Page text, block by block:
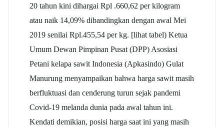
20 tahun kini dihargai Rpl .660,62 per kilogram
atau naik 14,09% dibandingkan dengan awal Mei
2019 senilai Rpl.455,54 per kg. [lihat tabel) Ketua
Umum Dewan Pimpinan Pusat (DPP) Asosiasi
Petani kelapa sawitIndonesia (Apkasindo) Gulat
Manurung menyampaikan bahwa harga sawit masih
berfluktuasi dan cenderung turun sejak pandemi
Covid-19 melanda dunia pada awal tahun ini.
Kendati demikian, posisi harga saat ini yang masih